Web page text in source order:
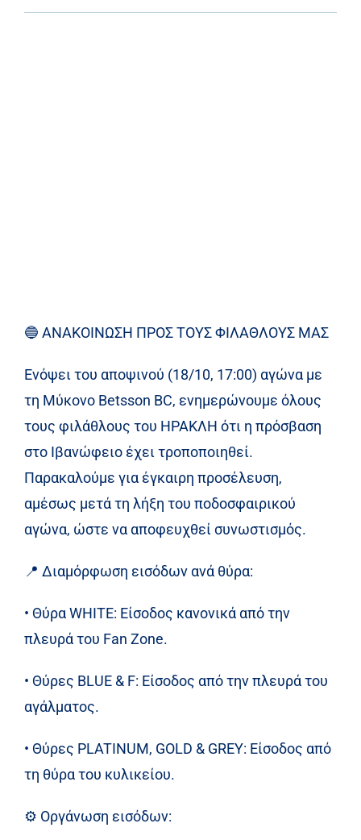
🔵 ΑΝΑΚΟΙΝΩΣΗ ΠΡΟΣ ΤΟΥΣ ΦΙΛΑΘΛΟΥΣ ΜΑΣ
Ενόψει του αποψινού (18/10, 17:00) αγώνα με
τη Μύκονο Betsson BC, ενημερώνουμε όλους
τους φιλάθλους του ΗΡΑΚΛΗ ότι η πρόσβαση
στο Ιβανώφειο έχει τροποποιηθεί.
Παρακαλούμε για έγκαιρη προσέλευση,
αμέσως μετά τη λήξη του ποδοσφαιρικού
αγώνα, ώστε να αποφευχθεί συνωστισμός.
📍 Διαμόρφωση εισόδων ανά θύρα:
• Θύρα WHITE: Είσοδος κανονικά από την
πλευρά του Fan Zone.
• Θύρες BLUE & F: Είσοδος από την πλευρά του
αγάλματος.
• Θύρες PLATINUM, GOLD & GREY: Είσοδος από
τη θύρα του κυλικείου.
⚙️ Οργάνωση εισόδων: